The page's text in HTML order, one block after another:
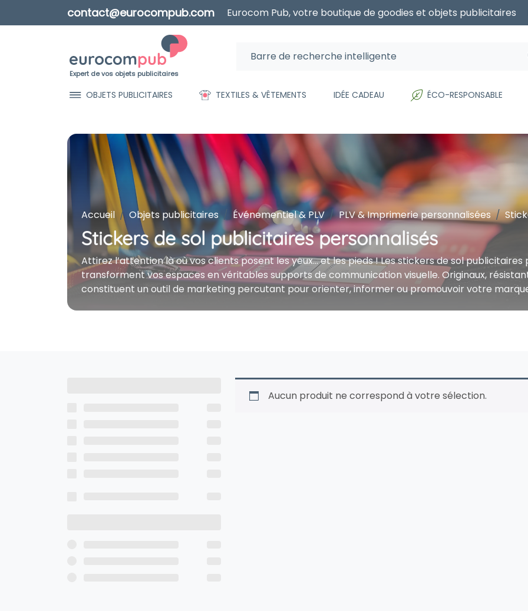
contact@eurocompub.com Eurocom Pub, votre boutique de goodies et objets publicitaires
Expert de vos objets publicitaires
OBJETS PUBLICITAIRES TEXTILES & VÊTEMENTS IDÉE CADEAU ÉCO-RESPONSABLE
Accueil Objets publicitaires Événementiel & PLV PLV & Imprimerie personnalisées
Stickers de sol publicitaires personnalisés
Attirez l’attention là où vos clients posent les yeux… et les pieds ! Les stickers de sol publicitaires
transforment vos espaces en véritables supports de communication visuelle. Originaux,
constituent un outil de marketing percutant pour orienter, informer ou promouvoir votre
Aucun produit ne correspond à votre sélection.